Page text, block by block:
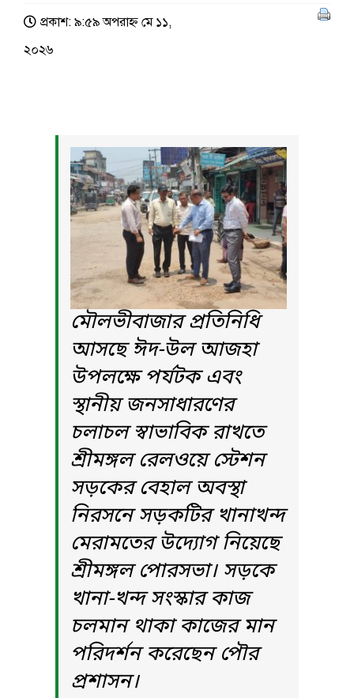
প্রকাশ: ৯:৫৯ অপরাহ্ণ মে ১১,
২০২৬
মৌলভীবাজার প্রতিনিধি
আসছে ঈদ-উল আজহা
উপলক্ষে পর্যটক এবং
স্থানীয় জনসাধারণের
চলাচল স্বাভাবিক রাখতে
শ্রীমঙ্গল রেলওয়ে স্টেশন
সড়কের বেহাল অবস্থা
নিরসনে সড়কটির খানাখন্দ
মেরামতের উদ্যোগ নিয়েছে
শ্রীমঙ্গল পোরসভা। সড়কে
খানা-খন্দ সংস্কার কাজ
চলমান থাকা কাজের মান
পরিদর্শন করেছেন পৌর
প্রশাসন।